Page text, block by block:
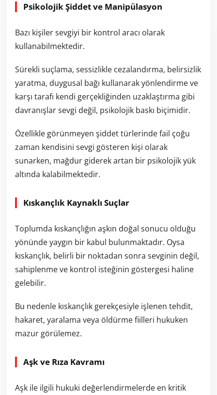
Psikolojik Şiddet ve Manipülasyon
Bazı kişiler sevgiyi bir kontrol aracı olarak
kullanabilmektedir.
Sürekli suçlama, sessizlikle cezalandırma, belirsizlik
yaratma, duygusal bağı kullanarak yönlendirme ve
karşı tarafı kendi gerçekliğinden uzaklaştırma gibi
davranışlar sevgi değil, psikolojik baskı biçimidir.
Özellikle görünmeyen şiddet türlerinde fail çoğu
zaman kendisini sevgi gösteren kişi olarak
sunarken, mağdur giderek artan bir psikolojik yük
altında kalabilmektedir.
Kıskançlık Kaynaklı Suçlar
Toplumda kıskançlığın aşkın doğal sonucu olduğu
yönünde yaygın bir kabul bulunmaktadır. Oysa
kıskançlık, belirli bir noktadan sonra sevginin değil,
sahiplenme ve kontrol isteğinin göstergesi haline
gelebilir.
Bu nedenle kıskançlık gerekçesiyle işlenen tehdit,
hakaret, yaralama veya öldürme fiilleri hukuken
mazur görülemez.
Aşk ve Rıza Kavramı
Aşk ile ilgili hukuki değerlendirmelerde en kritik